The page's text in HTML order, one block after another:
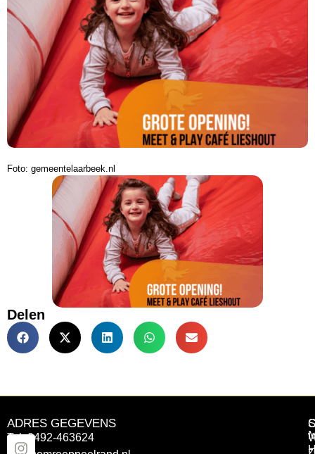
Foto: gemeentelaarbeek.nl
Delen
ADRES GEGEVENS
Tel: 0492-463624